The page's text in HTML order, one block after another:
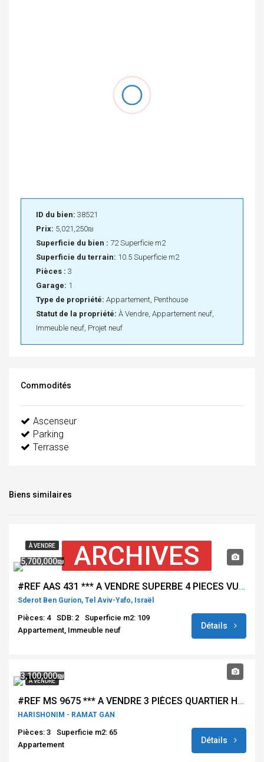
ID du bien: 38521
Prix: 5,021,250₪
Superficie du bien : 72 Superficie m2
Superficie du terrain: 10.5 Superficie m2
Pièces : 3
Garage: 1
Type de propriété: Appartement, Penthouse
Statut de la propriété: À Vendre, Appartement neuf,
Immeuble neuf, Projet neuf
Commodités
Ascenseur
Parking
Terrasse
Biens similaires
À VENDRE ARCHIVES
5,700,000₪
#REF AAS 431 *** A VENDRE SUPERBE 4 PIECES VUE MER – BEN GURION – TEL AVIV ***
Sderot Ben Gurion, Tel Aviv-Yafo, Israël
Pièces: 4 SDB: 2
Superficie m2: 109
Appartement, Immeuble neuf
Détails
À VENDRE
3,100,000₪
#REF MS 9675 *** A VENDRE 3 PIÈCES QUARTIER HARISHONIM – RAMAT GAN ***
HARISHONIM - RAMAT GAN
Pièces: 3
Superficie m2: 65
Appartement
Détails